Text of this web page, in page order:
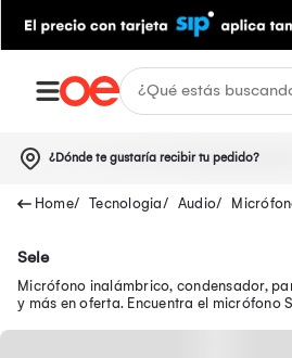
¿Dónde te gustaría recibir tu pedido?
Tecnologia Audio
Sele
Micrófono inalámbrico, condensador,
y más en oferta. Encuentra el micrófono